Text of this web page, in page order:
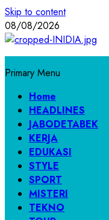
Skip to content
08/08/2026
Primary Menu
Home
HEADLINES
JABODETABEK
KERJA
EDUKASI
STYLE
SPORT
MISTERI
TEKNO